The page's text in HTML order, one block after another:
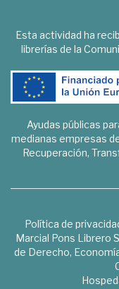
Esta actividad ha
librerías de la
Ayudas públicas
medianas empresas
Recuperación,
Política de
Marcial Pons Librero
de Derecho,